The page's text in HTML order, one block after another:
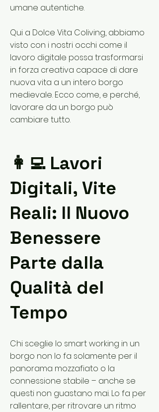
umane autentiche.
Qui a Dolce Vita Coliving, abbiamo
visto con i nostri occhi come il
lavoro digitale possa trasformarsi
in forza creativa capace di dare
nuova vita a un intero borgo
medievale. Ecco come, e perché,
lavorare da un borgo può
cambiare tutto.
👩‍💻 Lavori
Digitali, Vite
Reali: Il Nuovo
Benessere
Parte dalla
Qualità del
Tempo
Chi sceglie lo smart working in un
borgo non lo fa solamente per il
panorama mozzafiato o la
connessione stabile – anche se
questi non guastano mai. Lo fa per
rallentare, per ritrovare un ritmo